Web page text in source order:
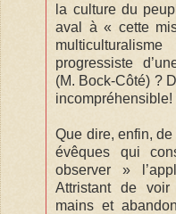
la culture du
aval à « cette
progressiste
(M. Bock-Côté) ?
incompréhensible!
Que dire, enfin,
évêques qui
observer »
Attristant de voir
mains et